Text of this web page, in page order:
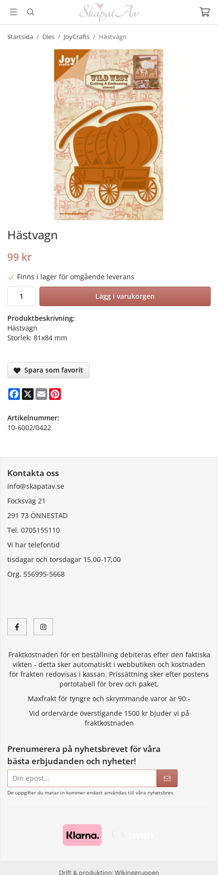
Startsida / Dies / JoyCrafts / Hästvagn
Hästvagn
99 kr
Finns i lager för omgående leverans
Lägg i varukorgen
Produktbeskrivning:
Hästvagn
Storlek: 81x84 mm
Spara som favorit
Facebook
X Email
Artikelnummer:
10-6002/0422
Kontakta oss
info@skapatav.se
Focksväg 21
291 73 ÖNNESTAD
Tel. 0705155110
Vi har telefontid
tisdagar och torsdagar 15,00-17,00
Org. 556995-5668
Fraktkostnaden för en beställning debiteras efter den faktiska
vikten - detta sker automatiskt i webbutiken och kostnaden
för frakten redovisas i kassan. Prissättning sker efter postens
portotabell för brev och paket.
Maxfrakt för tyngre och skrymmande varor är 90:-
Vid ordervärde överstigande 1500 kr bjuder vi på
fraktkostnaden
Prenumerera på nyhetsbrevet för våra
bästa erbjudanden och nyheter!
postadress
De uppgifter du matar in kommer endast användas till våra nyhetsbrev.
Drift & produktion:Wikinggruppen